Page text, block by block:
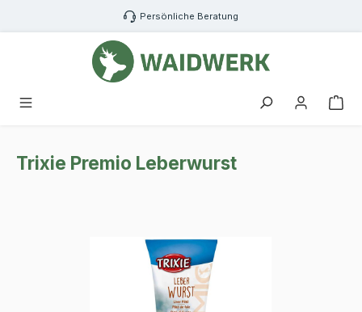
Zum Hauptinhalt springen Persönliche Beratung
Trixie Premio Leberwurst
Bildergalerie überspringen